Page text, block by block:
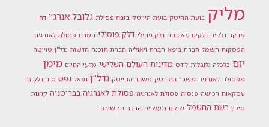
מליק בועת ההיטק בועת היי טק בזבוז פסולת גלובל אנרג'י דה
מרקר דלקים דלקים מאובנים דלק פוזילי דלק פוסילי המרת פסולת לאנרגיה
הפסקות חשמל חברת ביפא חברת ויאוליה חברת תוכנה חדשות נדל"ן טויוטה
יזם כלכלה גלובלית לידס מדינות העולם השלישי מדעי החיים מימן
מפסולת לאנרגיה משבר בהיי-טק משבר ההייטק נדל"ן נפאל נפט סוגי דלקים
עסקאות רכישה פנסיה פסולת לאנרגיה פסולת לאנרגיה בבריטניה קרנות
סיכון רשת החשמל שיקגו תעשיית הרכב תקשורת